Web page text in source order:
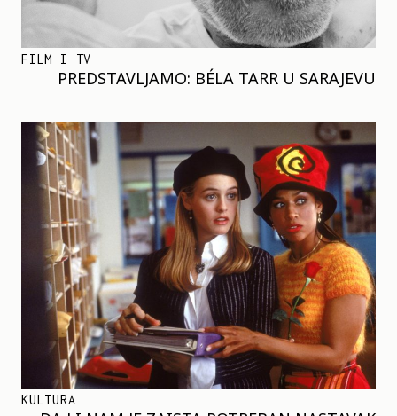
FILM I TV
PREDSTAVLJAMO: BÉLA TARR U SARAJEVU
KULTURA